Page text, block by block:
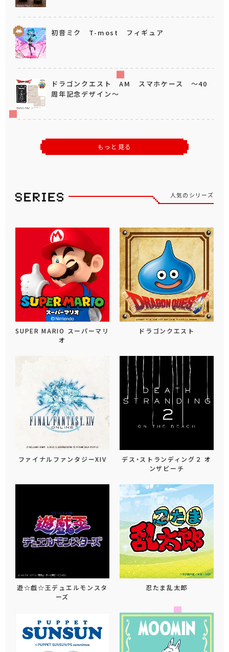
初音ミク T-most フィギュア
ドラゴンクエスト AM スマホケース ～40
周年記念デザイン～
もっと見る
人気のシリーズ
SUPER MARIO スーパーマリ
オ
ドラゴンクエスト
ファイナルファンタジーXIV
デス・ストランディング２ オ
ンザビーチ
遊☆戯☆王デュエルモンスタ
ーズ
忍たま乱太郎